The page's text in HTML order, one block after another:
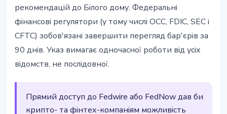
рекомендацій до Білого дому. Федеральні
фінансові регулятори (у тому числі OCC, FDIC, SEC і
CFTC) зобов'язані завершити перегляд бар'єрів за
90 днів. Указ вимагає одночасної роботи від усіх
відомств, не послідовної.
Прямий доступ до Fedwire або FedNow дав би
крипто- та фінтех-компаніям можливість